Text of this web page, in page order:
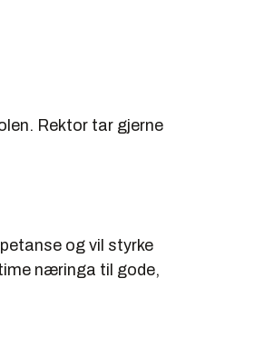
Rektor tar gjerne
og vil styrke
næringa til gode,